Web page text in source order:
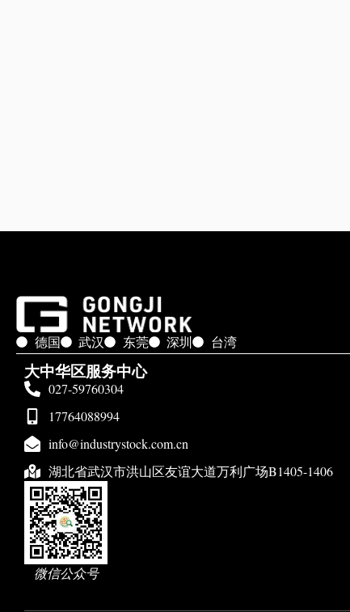
德国 武汉 东莞 深圳 台湾
大中华区服务中心
027-59760304
17764088994
info@industrystock.com.cn
湖北省武汉市洪山区友谊大道万利广场B1405-1406
微信公众号